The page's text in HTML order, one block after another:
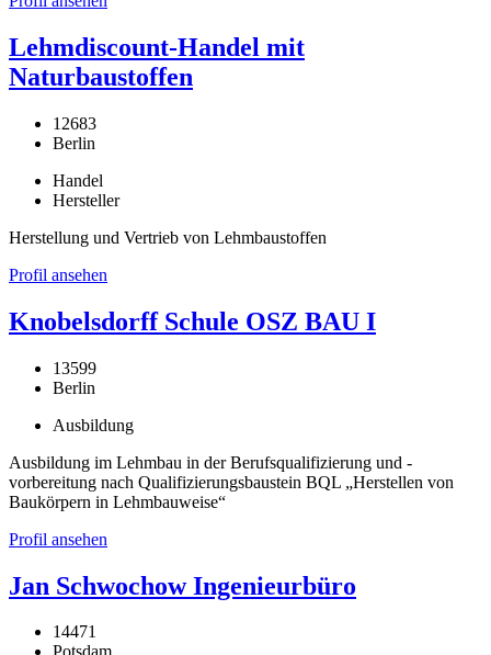
Lehmdiscount-Handel mit
Naturbaustoffen
12683
Berlin
Handel
Hersteller
Herstellung und Vertrieb von Lehmbaustoffen
Profil ansehen
Knobelsdorff Schule OSZ BAU I
13599
Berlin
Ausbildung
Ausbildung im Lehmbau in der Berufsqualifizierung und -
vorbereitung nach Qualifizierungsbaustein BQL „Herstellen von
Baukörpern in Lehmbauweise“
Profil ansehen
Jan Schwochow Ingenieurbüro
14471